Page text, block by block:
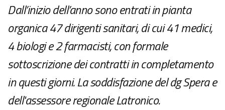
Dall’inizio dell’anno sono entrati in pianta
organica 47 dirigenti sanitari, di cui 41 medici,
4 biologi e 2 farmacisti, con formale
sottoscrizione dei contratti in completamento
in questi giorni. La soddisfazione del dg Spera e
dell'assessore regionale Latronico.